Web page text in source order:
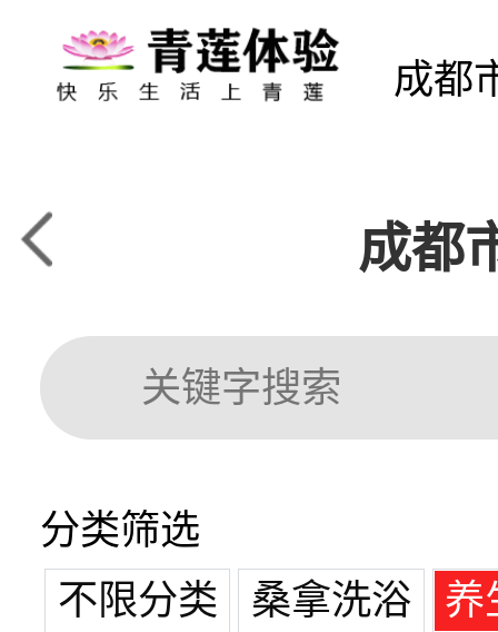
成都
成都
分类筛选
不限分类
桑拿洗浴
养